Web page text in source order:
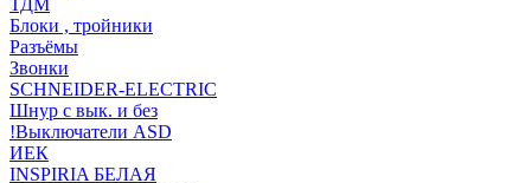
ТДМ
Блоки , тройники
Разъёмы
Звонки
SCHNEIDER-ELECTRIC
Шнур с вык. и без
!Выключатели ASD
ИЕК
INSPIRIA БЕЛАЯ